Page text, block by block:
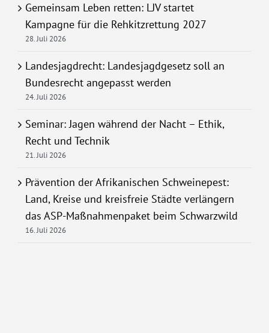
Gemeinsam Leben retten: LJV startet
Kampagne für die Rehkitzrettung 2027
28. Juli 2026
Landesjagdrecht: Landesjagdgesetz soll an
Bundesrecht angepasst werden
24. Juli 2026
Seminar: Jagen während der Nacht – Ethik,
Recht und Technik
21. Juli 2026
Prävention der Afrikanischen Schweinepest:
Land, Kreise und kreisfreie Städte verlängern
das ASP-Maßnahmenpaket beim Schwarzwild
16. Juli 2026